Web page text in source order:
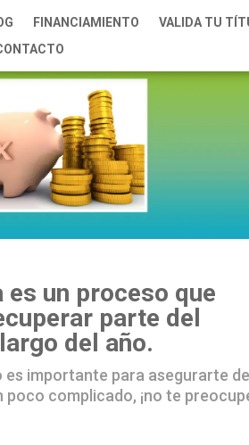
FINANCIAMIENTO VALIDA TU
un proceso que
parte del
del año.
importante para asegurarte
complicado, ¡no te